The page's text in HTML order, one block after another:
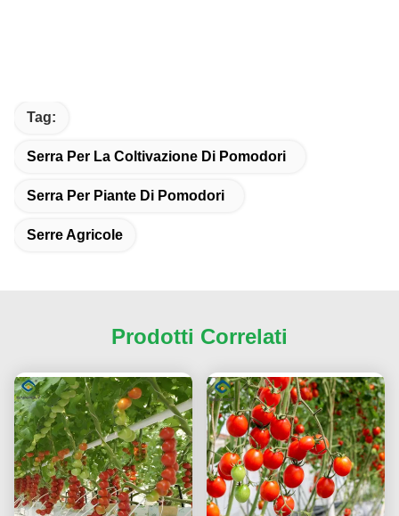
Tag:
Serra Per La Coltivazione Di Pomodori
Serra Per Piante Di Pomodori
Serre Agricole
Prodotti Correlati